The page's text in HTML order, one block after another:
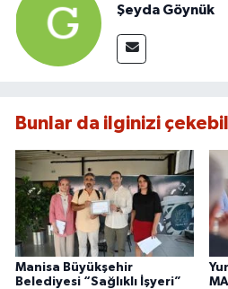
Şeyda Göynük
Bunlar da ilginizi
Manisa Büyükşehir
Belediyesi “Sağlıklı İşyeri”